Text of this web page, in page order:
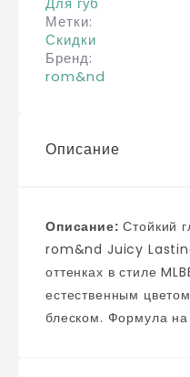
Метки
Скидки
Бренд
rom&nd
Описание
Описание: Стойкий глянцевый тинт для губ
rom&nd Juicy
оттенках в стиле
естественным
блеском. Формула